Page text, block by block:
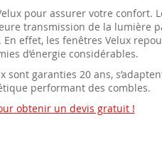
pour assurer votre confort.
transmission de la lumière
effet, les fenêtres Velux
d’énergie considérables.
sont garanties 20 ans,
performant des combles.
obtenir un devis gratuit !